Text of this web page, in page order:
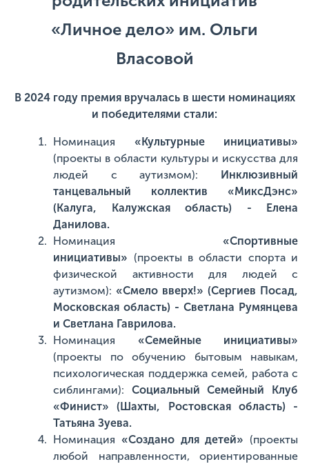
«Личное дело» им. Ольги
Власовой
В 2024 году премия вручалась в шести номинациях
и победителями стали:
Номинация «Культурные инициативы»
(проекты в области культуры и искусства для
людей с аутизмом):
Инклюзивный
танцевальный коллектив «МиксДэнс»
(Калуга, Калужская область) - Елена
Данилова.
Номинация «Спортивные
инициативы» (проекты в области спорта и
физической активности для людей с
аутизмом):«Смело вверх!» (Сергиев Посад,
Московская область) - Светлана Румянцева
и Светлана Гаврилова.
Номинация «Семейные инициативы»
(проекты по обучению бытовым навыкам,
психологическая поддержка семей, работа с
сиблингами): Социальный Семейный Клуб
«Финист» (Шахты, Ростовская область) -
Татьяна Зуева.
Номинация «Создано для детей» (проекты
любой направленности, ориентированные